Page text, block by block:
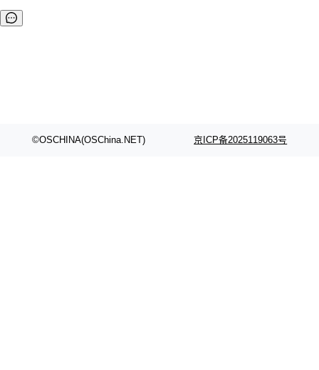
©OSCHINA(OSChina.NET) 京ICP备2025119063号